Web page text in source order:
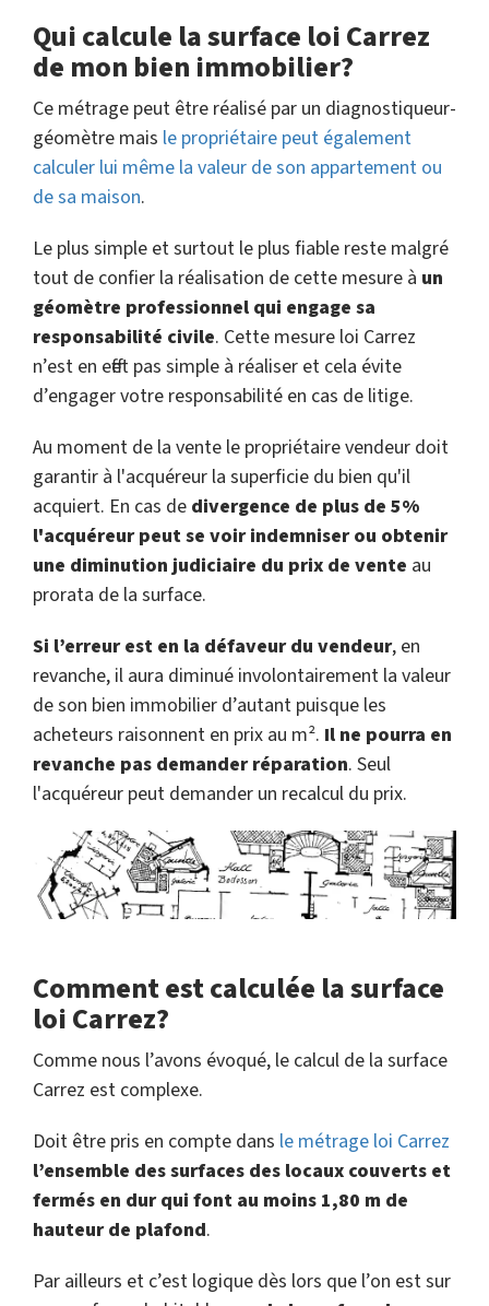
Qui calcule la surface loi Carrez
de mon bien immobilier?
Ce métrage peut être réalisé par un diagnostiqueur-
géomètre mais le propriétaire peut également
calculer lui même la valeur de son appartement ou
de sa maison.
Le plus simple et surtout le plus fiable reste malgré
tout de confier la réalisation de cette mesure à un
géomètre professionnel qui engage sa
responsabilité civile. Cette mesure loi Carrez
n’est en effet pas simple à réaliser et cela évite
d’engager votre responsabilité en cas de litige.
Au moment de la vente le propriétaire vendeur doit
garantir à l'acquéreur la superficie du bien qu'il
acquiert. En cas de divergence de plus de 5%
l'acquéreur peut se voir indemniser ou obtenir
une diminution judiciaire du prix de vente au
prorata de la surface.
Si l’erreur est en la défaveur du vendeur, en
revanche, il aura diminué involontairement la valeur
de son bien immobilier d’autant puisque les
acheteurs raisonnent en prix au m². Il ne pourra en
revanche pas demander réparation. Seul
l'acquéreur peut demander un recalcul du prix.
Comment est calculée la surface
loi Carrez?
Comme nous l’avons évoqué, le calcul de la surface
Carrez est complexe.
Doit être pris en compte dans le métrage loi Carrez
l’ensemble des surfaces des locaux couverts et
fermés en dur qui font au moins 1,80 m de
hauteur de plafond.
Par ailleurs et c’est logique dès lors que l’on est sur